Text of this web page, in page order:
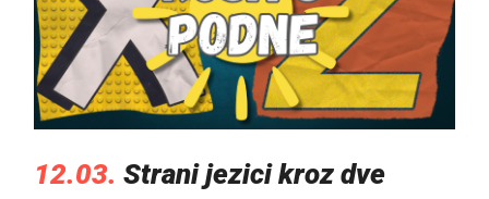
12.03. Strani jezici kroz dve